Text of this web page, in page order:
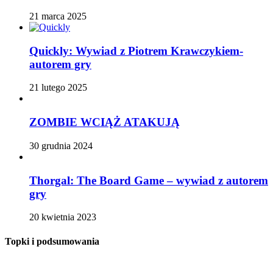
21 marca 2025
Quickly: Wywiad z Piotrem Krawczykiem-
autorem gry
21 lutego 2025
ZOMBIE WCIĄŻ ATAKUJĄ
30 grudnia 2024
Thorgal: The Board Game – wywiad z autorem
gry
20 kwietnia 2023
Topki i podsumowania